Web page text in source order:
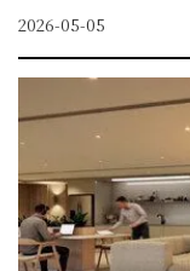
2026-05-05